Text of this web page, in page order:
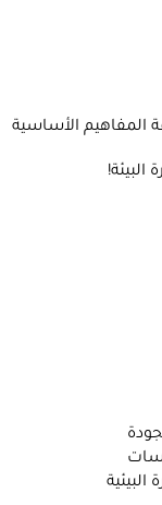
المفاهيم الأساسية